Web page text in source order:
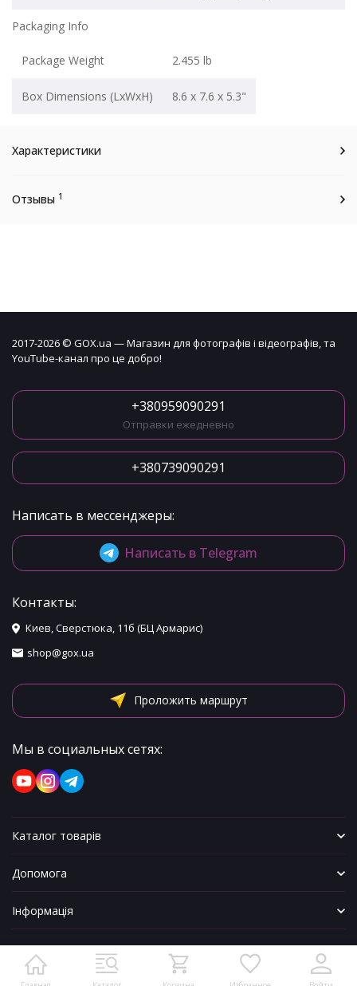
Packaging Info
Package Weight 2.455 lb
Box Dimensions (LxWxH) 8.6 x 7.6 x 5.3"
Характеристики
Отзывы 1
2017-2026 © GOX.ua — Магазин для фотографів і відеографів, та
YouTube-канал про це добро!
+380959090291
Отправки ежедневно
+380739090291
Написать в мессенджеры:
Написать в Telegram
Контакты:
Киев, Сверстюка, 11б (БЦ Армарис)
shop@gox.ua
Проложить маршрут
Мы в социальных сетях:
Каталог товарів
Допомога
Інформація